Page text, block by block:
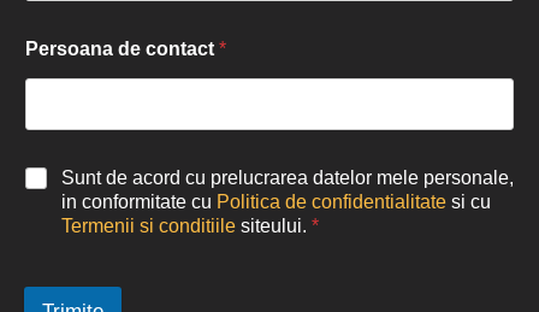
Persoana de contact *
Sunt de acord cu prelucrarea datelor mele personale,
in conformitate cu Politica de confidentialitate si cu
Termenii si conditiile siteului. *